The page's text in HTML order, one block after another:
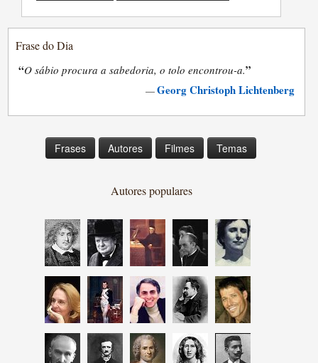
Frase do Dia
“O sábio procura a sabedoria, o tolo encontrou-a.”
—Georg Christoph Lichtenberg
Frases Autores Filmes Temas
Autores populares